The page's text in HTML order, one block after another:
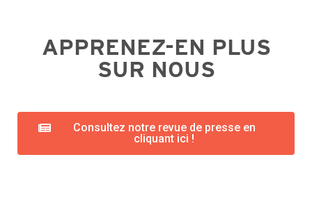
APPRENEZ-EN PLUS
SUR NOUS
Consultez notre revue de presse en
cliquant ici !